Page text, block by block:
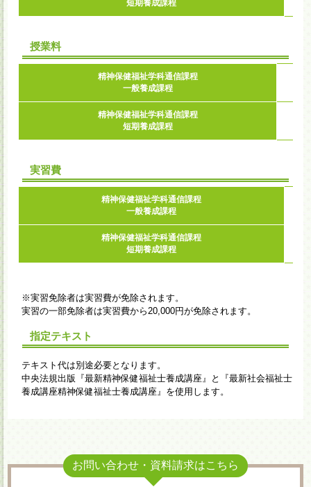
短期養成課程
授業料
精神保健福祉学科通信課程
一般養成課程
精神保健福祉学科通信課程
短期養成課程
実習費
精神保健福祉学科通信課程
一般養成課程
精神保健福祉学科通信課程
短期養成課程
※実習免除者は実習費が免除されます。
実習の一部免除者は実習費から20,000円が免除されます。
指定テキスト
テキスト代は別途必要となります。
中央法規出版『最新精神保健福祉士養成講座』と『最新社会福祉士
養成講座精神保健福祉士養成講座』を使用します。
お問い合わせ・資料請求はこちら